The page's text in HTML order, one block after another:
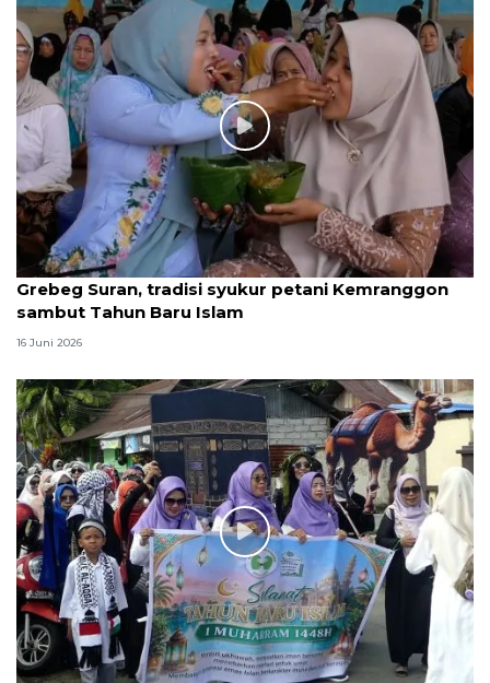
Grebeg Suran, tradisi syukur petani Kemranggon
sambut Tahun Baru Islam
16 Juni 2026